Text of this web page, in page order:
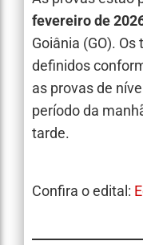
fevereiro de
Goiânia (GO).
definidos
as provas de
período da
tarde.
Confira o edital: